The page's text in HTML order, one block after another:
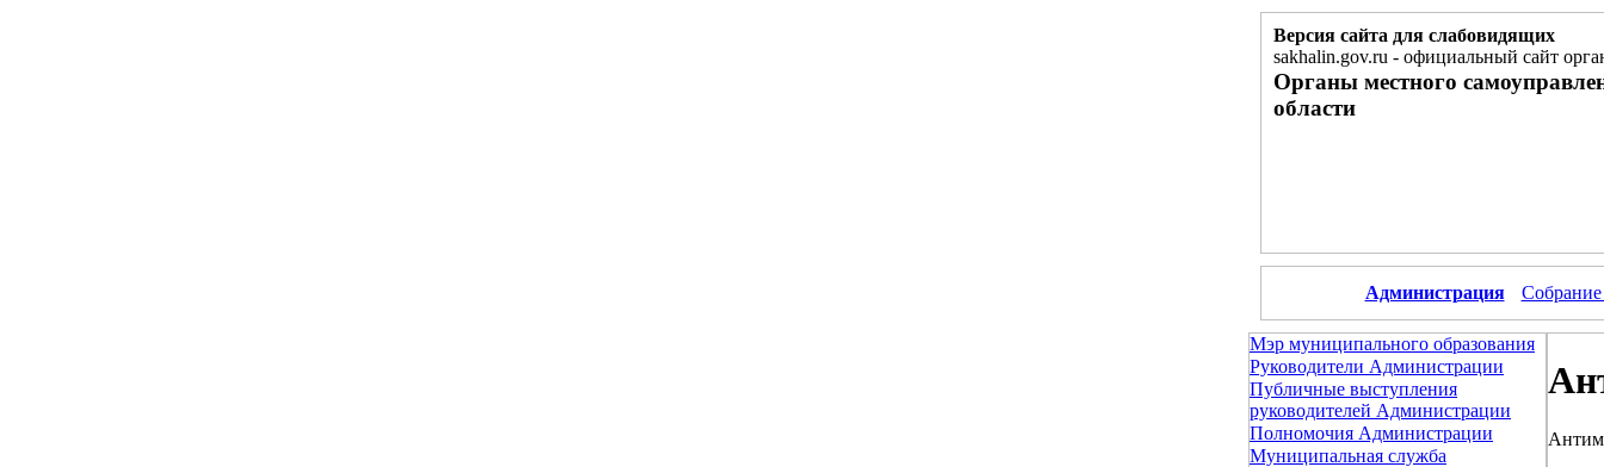
Версия сайта для слабовидящих
sakhalin.gov.ru - официальный сайт
Органы местного
области
Администрация Собрание
Мэр муниципального образования
Руководители Администрации
Публичные выступления
руководителей Администрации
Полномочия Администрации
Муниципальная служба